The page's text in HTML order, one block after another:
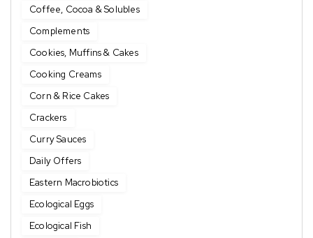
Coffee, Cocoa & Solubles
Complements
Cookies, Muffins & Cakes
Cooking Creams
Corn & Rice Cakes
Crackers
Curry Sauces
Daily Offers
Eastern Macrobiotics
Ecological Eggs
Ecological Fish